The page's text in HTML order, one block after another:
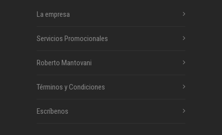
La empresa
Servicios Promocionales
Roberto Mantovani
Términos y Condiciones
Escríbenos